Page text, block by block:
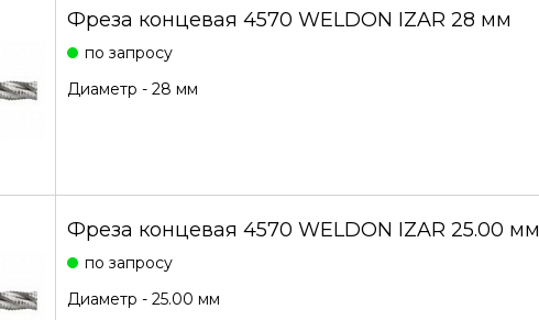
Фреза концевая 4570 WELDON IZAR 28 мм
по запросу
Диаметр - 28 мм
Фреза концевая 4570 WELDON IZAR 25.00 мм
по запросу
Диаметр - 25.00 мм